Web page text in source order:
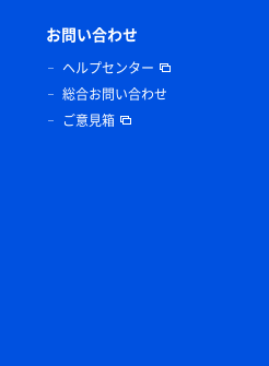
お問い合わせ
ヘルプセンター
総合お問い合わせ
ご意見箱